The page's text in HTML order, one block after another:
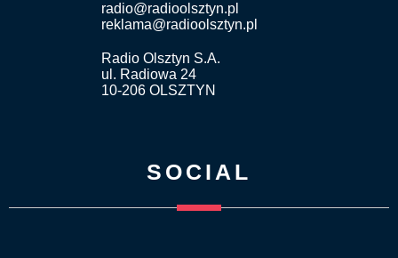
radio@radioolsztyn.pl
reklama@radioolsztyn.pl
Radio Olsztyn S.A.
ul. Radiowa 24
10-206 OLSZTYN
SOCIAL